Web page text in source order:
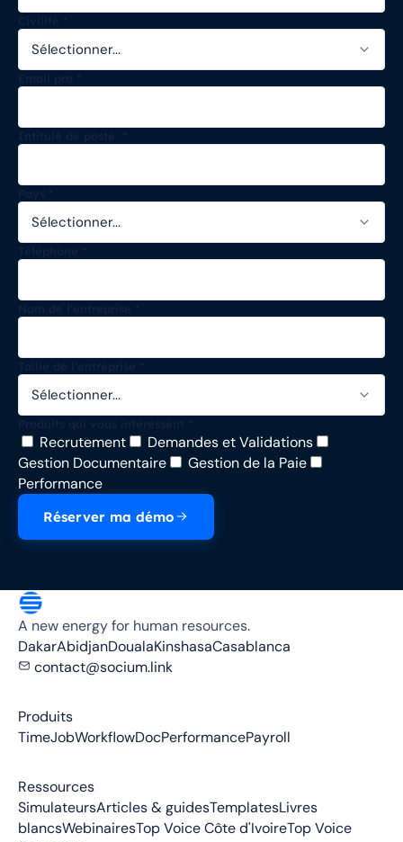
Recrutement
Demandes et Validations
Gestion Documentaire
Gestion de la Paie
Performance
Réserver ma démo
A new energy for human resources.
DakarAbidjanDoualaKinshasaCasablanca
contact@socium.link
Produits
TimeJobWorkflowDocPerformancePayroll
Ressources
SimulateursArticles & guidesTemplatesLivres
blancsWebinairesTop Voice Côte d'IvoireTop Voice